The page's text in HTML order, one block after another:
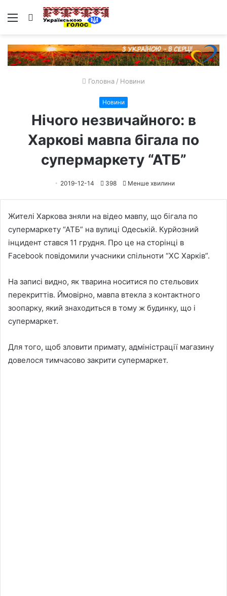
Меню Пошук
Головна / Новини
Новини
Нічого незвичайного: в
Харкові мавпа бігала по
супермаркету “АТБ”
2019-12-14 398 Менше хвилини
Жителі Харкова зняли на відео мавпу, що бігала по
супермаркету “АТБ” на вулиці Одеській. Курйозний
інцидент стався 11 грудня. Про це на сторінці в
Facebook повідомили учасники спільноти “ХС Харків”.
На записі видно, як тварина носитися по стельових
перекриттів. Ймовірно, мавпа втекла з контактного
зоопарку, який знаходиться в тому ж будинку, що і
супермаркет.
Для того, щоб зловити примату, адміністрації магазину
довелося тимчасово закрити супермаркет.